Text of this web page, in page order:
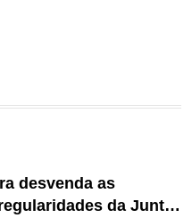
desvenda as
da Junta